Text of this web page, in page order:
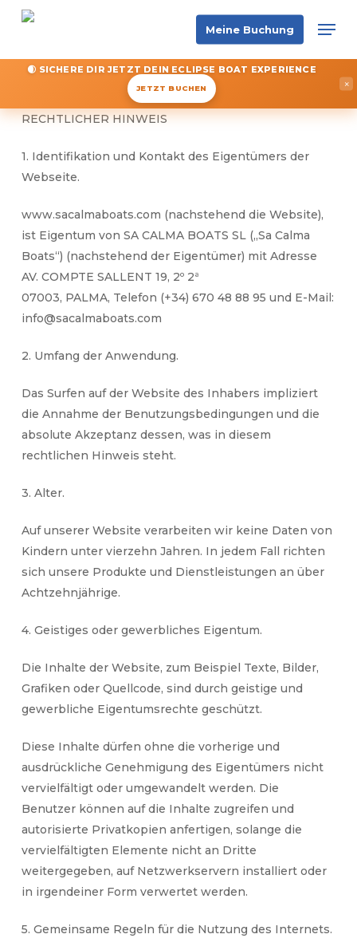
Skip
content
Meine Buchung
🌒 SICHERE DIR JETZT DEIN ECLIPSE BOAT EXPERIENCE
JETZT BUCHEN ×
RECHTLICHER HINWEIS
1. Identifikation und Kontakt des Eigentümers der
Webseite.
www.sacalmaboats.com (nachstehend die Website),
ist Eigentum von SA CALMA BOATS SL („Sa Calma
Boats“) (nachstehend der Eigentümer) mit Adresse
AV. COMPTE SALLENT 19, 2º 2ª
07003, PALMA, Telefon (+34) 670 48 88 95 und E-Mail:
info@sacalmaboats.com
2. Umfang der Anwendung.
Das Surfen auf der Website des Inhabers impliziert
die Annahme der Benutzungsbedingungen und die
absolute Akzeptanz dessen, was in diesem
rechtlichen Hinweis steht.
3. Alter.
Auf unserer Website verarbeiten wir keine Daten von
Kindern unter vierzehn Jahren. In jedem Fall richten
sich unsere Produkte und Dienstleistungen an über
Achtzehnjährige.
4. Geistiges oder gewerbliches Eigentum.
Die Inhalte der Website, zum Beispiel Texte, Bilder,
Grafiken oder Quellcode, sind durch geistige und
gewerbliche Eigentumsrechte geschützt.
Diese Inhalte dürfen ohne die vorherige und
ausdrückliche Genehmigung des Eigentümers nicht
vervielfältigt oder umgewandelt werden. Die
Benutzer können auf die Inhalte zugreifen und
autorisierte Privatkopien anfertigen, solange die
vervielfältigten Elemente nicht an Dritte
weitergegeben, auf Netzwerkservern installiert oder
in irgendeiner Form verwertet werden.
5. Gemeinsame Regeln für die Nutzung des Internets.